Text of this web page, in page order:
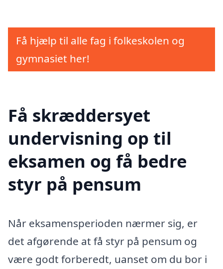
Få hjælp til alle fag i folkeskolen og
gymnasiet her!
Få skræddersyet
undervisning op til
eksamen og få bedre
styr på pensum
Når eksamensperioden nærmer sig, er
det afgørende at få styr på pensum og
være godt forberedt, uanset om du bor i